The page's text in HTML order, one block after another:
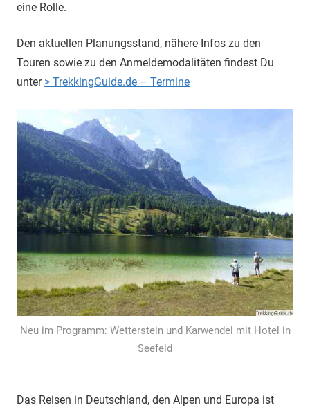
eine Rolle.
Den aktuellen Planungsstand, nähere Infos zu den
Touren sowie zu den Anmeldemodalitäten findest Du
unter > TrekkingGuide.de – Termine
Neu im Programm: Wetterstein und Karwendel mit Hotel in
Seefeld
Das Reisen in Deutschland, den Alpen und Europa ist